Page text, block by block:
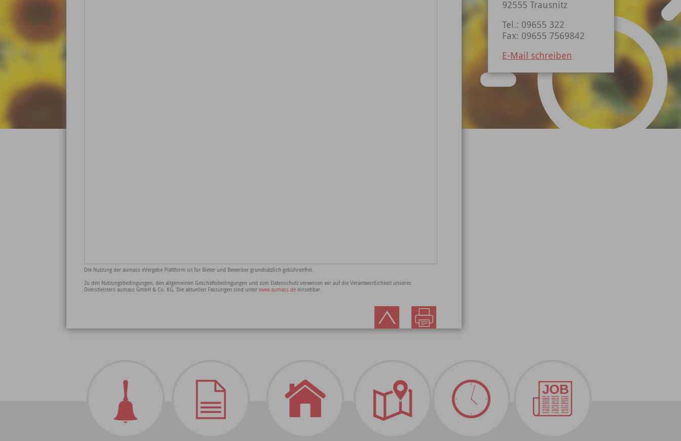
Die Nutzung der aumass eVergabe Plattform ist für Bieter und Bewerber grundsätzlich gebührenfrei.
Zu den Nutzungsbedingungen, den allgemeinen Geschäftsbedingungen und zum Datenschutz verweisen wir auf die Verantwortlichkeit unseres
Dienstleisters aumass GmbH & Co. KG. Die aktuellen Fassungen sind unter www.aumass.de einsehbar.
92555 Trausnitz
Tel.: 09655 322
Fax: 09655 7569842
E-Mail schreiben